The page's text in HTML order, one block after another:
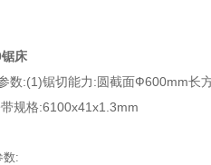
锯床
数:(1)锯切能力:圆截面Ф600mm长
规格:6100x41x1.3mm
数: